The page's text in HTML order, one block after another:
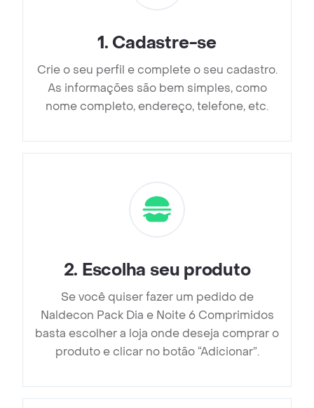
1. Cadastre-se
Crie o seu perfil e complete o seu cadastro.
As informações são bem simples, como
nome completo, endereço, telefone, etc.
2. Escolha seu produto
Se você quiser fazer um pedido de
Naldecon Pack Dia e Noite 6 Comprimidos
basta escolher a loja onde deseja comprar o
produto e clicar no botão “Adicionar”.